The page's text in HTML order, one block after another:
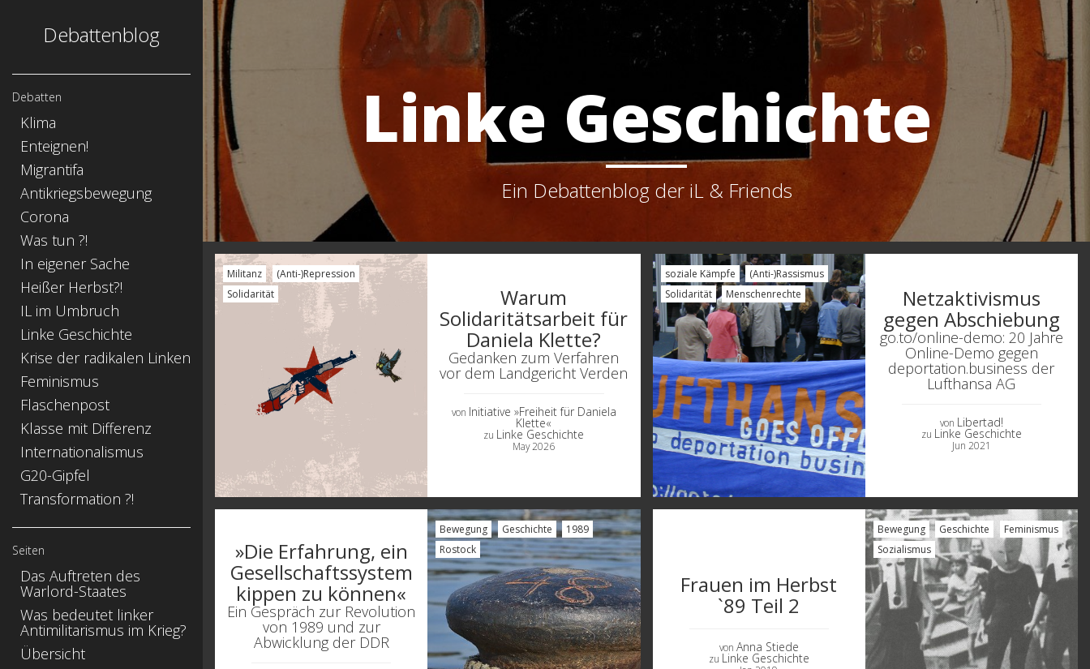
Linke Geschichte
Ein Debattenblog der iL & Friends
Debattenblog
Debatten
Klima
Enteignen!
Migrantifa
Antikriegsbewegung
Corona
Was tun ?!
In eigener Sache
Heißer Herbst?!
IL im Umbruch
Linke Geschichte
Krise der radikalen Linken
Feminismus
Flaschenpost
Klasse mit Differenz
Internationalismus
G20-Gipfel
Transformation ?!
Seiten
Das Auftreten des
Warlord-Staates
Was bedeutet linker
Antimilitarismus im Krieg?
Übersicht
Militanz
(Anti-)Repression
Solidarität
Warum
Solidaritätsarbeit für
Daniela Klette?
Gedanken zum Verfahren
vor dem Landgericht Verden
von Initiative »Freiheit für Daniela
Klette«
zu Linke Geschichte
May 2026
soziale Kämpfe
(Anti-)Rassismus
Solidarität
Menschenrechte Netzaktivismus
gegen Abschiebung
go.to/online-demo: 20 Jahre
Online-Demo gegen
deportation.business der
Lufthansa AG
von Libertad!
zu Linke Geschichte
Jun 2021
Bewegung Geschichte
1989
Rostock
»Die Erfahrung, ein
Gesellschaftssystem
kippen zu können«
Ein Gespräch zur Revolution
von 1989 und zur
Abwicklung der DDR
Bewegung Geschichte
Feminismus
Sozialismus
Frauen im Herbst
`89 Teil 2
von Anna Stiede
zu Linke Geschichte